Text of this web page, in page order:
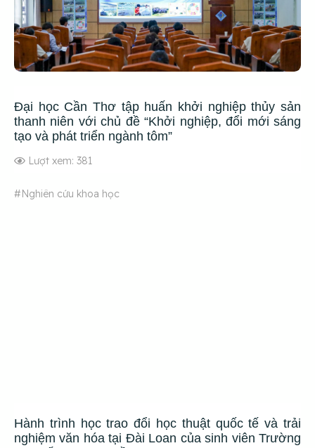
Đại học Cần Thơ tập huấn khởi nghiệp thủy sản
thanh niên với chủ đề “Khởi nghiệp, đổi mới sáng
tạo và phát triển ngành tôm”
Lượt xem: 381
#Nghiên cứu khoa học
Hành trình học trao đổi học thuật quốc tế và trải
nghiệm văn hóa tại Đài Loan của sinh viên Trường